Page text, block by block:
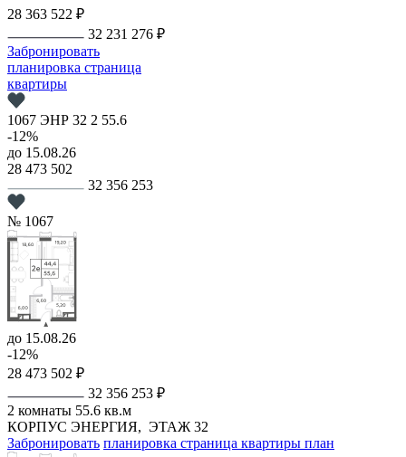
28 363 522 ₽
32 231 276 ₽
Забронировать
планировка страница
квартиры
1067 ЭНР 32 2 55.6
-12%
до 15.08.26
28 473 502
32 356 253
№ 1067
до 15.08.26
-12%
28 473 502 ₽
32 356 253 ₽
2 комнаты 55.6 кв.м
КОРПУС ЭНЕРГИЯ, ЭТАЖ 32
Забронировать планировка страница квартиры план